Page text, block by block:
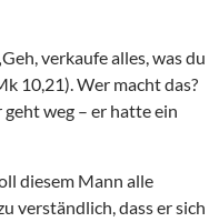
verkaufe alles, was du
10,21). Wer macht das?
weg – er hatte ein
diesem Mann alle
verständlich, dass er sich